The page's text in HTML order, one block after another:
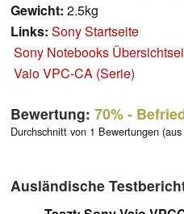
Gewicht: 2.5kg
Links: Sony Startseite
Sony Notebooks
Vaio VPC-CA (Serie)
Bewertung: 70%-
Durchschnitt von 1 Bewertungen
Ausländische